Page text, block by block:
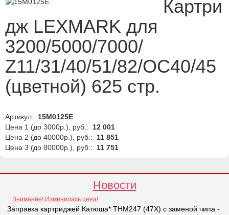
Картри
дж LEXMARK для
3200/5000/7000/
Z11/31/40/51/82/OC40/45
(цветной) 625 стр.
Артикул: 15M0125E
Цена 1 (до 3000р.), руб.: 12 001
Цена 2 (до 40000р.), руб.: 11 851
Цена 3 (до 80000р.), руб.: 11 751
Новости
Внимание! Изменилась цена!
Заправка картриджей Катюша* THM247 (47X) с заменой чипа -